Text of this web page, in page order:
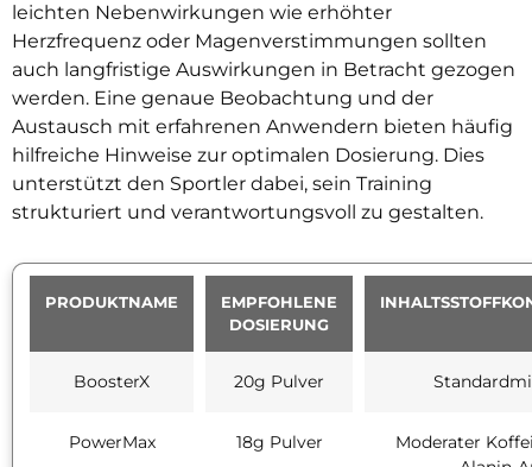
leichten Nebenwirkungen wie erhöhter
Herzfrequenz oder Magenverstimmungen sollten
auch langfristige Auswirkungen in Betracht gezogen
werden. Eine genaue Beobachtung und der
Austausch mit erfahrenen Anwendern bieten häufig
hilfreiche Hinweise zur optimalen Dosierung. Dies
unterstützt den Sportler dabei, sein Training
strukturiert und verantwortungsvoll zu gestalten.
PRODUKTNAME
EMPFOHLENE
DOSIERUNG
BoosterX 20g Pulver
PowerMax 18g Pulver
Moderater